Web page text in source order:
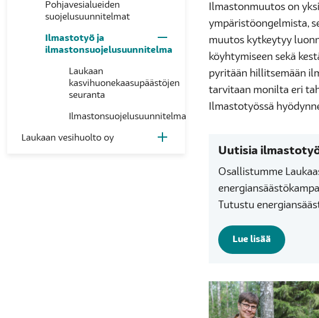
Pohjavesialueiden
suojelusuunnitelmat
Ilmastotyö ja
ilmastonsuojelusuunnitelma
Laukaan
kasvihuonekaasupäästöjen
seuranta
Ilmastonsuojelusuunnitelma
Laukaan vesihuolto oy
Ilmastonmuutos on
ympäristöongelmista,
muutos kytkeytyy
köyhtymiseen sekä
pyritään hillitsemään
tarvitaan monilta eri
Ilmastotyössä
Uutisia
Osallistumme
Tutustu
Lue lisää